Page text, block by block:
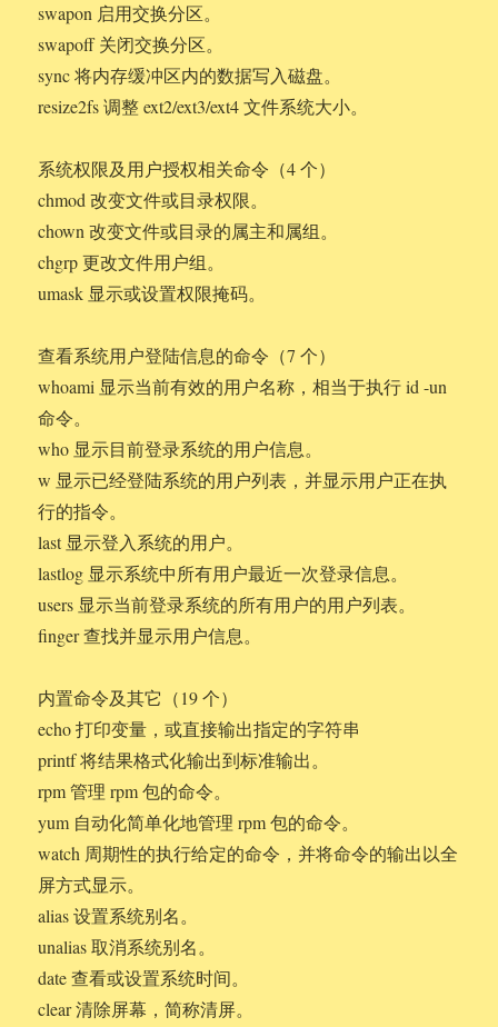
swapon 启用交换分区。
swapoff 关闭交换分区。
sync 将内存缓冲区内的数据写入磁盘。
resize2fs 调整 ext2/ext3/ext4 文件系统大小。
系统权限及用户授权相关命令（4 个）
chmod 改变文件或目录权限。
chown 改变文件或目录的属主和属组。
chgrp 更改文件用户组。
umask 显示或设置权限掩码。
查看系统用户登陆信息的命令（7 个）
whoami 显示当前有效的用户名称，相当于执行 id -un
命令。
who 显示目前登录系统的用户信息。
w 显示已经登陆系统的用户列表，并显示用户正在执
行的指令。
last 显示登入系统的用户。
lastlog 显示系统中所有用户最近一次登录信息。
users 显示当前登录系统的所有用户的用户列表。
finger 查找并显示用户信息。
内置命令及其它（19 个）
echo 打印变量，或直接输出指定的字符串
printf 将结果格式化输出到标准输出。
rpm 管理 rpm 包的命令。
yum 自动化简单化地管理 rpm 包的命令。
watch 周期性的执行给定的命令，并将命令的输出以全
屏方式显示。
alias 设置系统别名。
unalias 取消系统别名。
date 查看或设置系统时间。
clear 清除屏幕，简称清屏。